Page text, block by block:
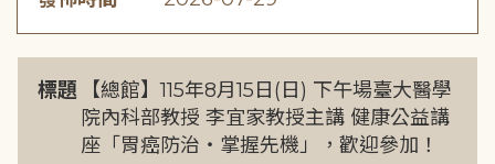
標題
【總館】115年8月15日(日) 下午場臺大醫學
院內科部教授 李宜家教授主講 健康公益講
座「胃癌防治・掌握先機」，歡迎參加！